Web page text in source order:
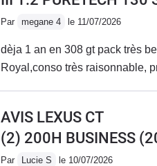
Par megane 4 le 11/07/2026
dèja 1 an en 308 gt pack très
Royal,conso très raisonnable,
AVIS LEXUS CT
(2) 200H BUSINESS
Par Lucie S le 10/07/2026